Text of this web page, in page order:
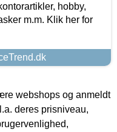
hobby,
m.m. Klik her for
webshops og anmeldt
deres prisniveau,